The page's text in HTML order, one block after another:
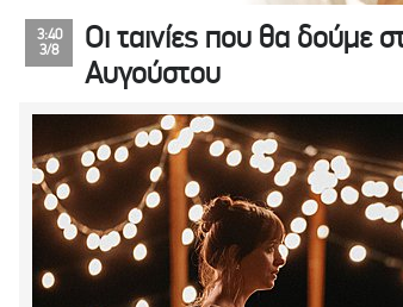
3:40
3/8
Οι ταινίες που θα δούμε
Αυγούστου